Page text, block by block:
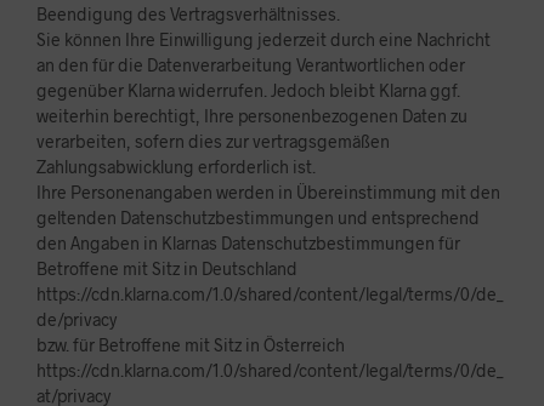
Beendigung des Vertragsverhältnisses.
Sie können Ihre Einwilligung jederzeit durch eine Nachricht
an den für die Datenverarbeitung Verantwortlichen oder
gegenüber Klarna widerrufen. Jedoch bleibt Klarna ggf.
weiterhin berechtigt, Ihre personenbezogenen Daten zu
verarbeiten, sofern dies zur vertragsgemäßen
Zahlungsabwicklung erforderlich ist.
Ihre Personenangaben werden in Übereinstimmung mit den
geltenden Datenschutzbestimmungen und entsprechend
den Angaben in Klarnas Datenschutzbestimmungen für
Betroffene mit Sitz in Deutschland
https://cdn.klarna.com/1.0/shared/content/legal/terms/0/de_
de/privacy
bzw. für Betroffene mit Sitz in Österreich
https://cdn.klarna.com/1.0/shared/content/legal/terms/0/de_
at/privacy